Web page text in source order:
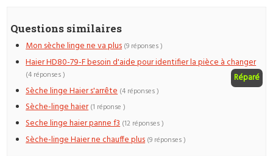
Questions similaires
Mon sèche linge ne va plus (9 réponses )
Haier HD80-79-F besoin d'aide pour identifier la pièce à changer
Réparé
(4 réponses )
Sèche linge Haier s'arrête (4 réponses )
Sèche-linge haier (1 réponse )
Seche linge haier panne f3 (12 réponses )
Sèche-linge Haier ne chauffe plus (9 réponses )